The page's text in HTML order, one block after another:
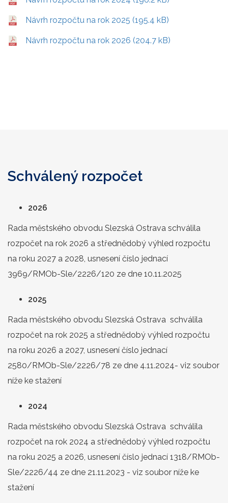
Návrh rozpočtu na rok 2025 (195.4 kB)
Návrh rozpočtu na rok 2026 (204.7 kB)
Schválený rozpočet
2026
Rada městského obvodu Slezská Ostrava schválila
rozpočet na rok 2026 a střednědobý výhled rozpočtu
na roku 2027 a 2028, usnesení číslo jednací
3969/RMOb-Sle/2226/120 ze dne 10.11.2025
2025
Rada městského obvodu Slezská Ostrava schválila
rozpočet na rok 2025 a střednědobý výhled rozpočtu
na roku 2026 a 2027, usnesení číslo jednací
2580/RMOb-Sle/2226/78 ze dne 4.11.2024- viz soubor
níže ke stažení
2024
Rada městského obvodu Slezská Ostrava schválila
rozpočet na rok 2024 a střednědobý výhled rozpočtu
na roku 2025 a 2026, usnesení číslo jednací 1318/RMOb-
Sle/2226/44 ze dne 21.11.2023 - viz soubor níže ke
stažení